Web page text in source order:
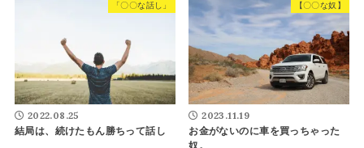
「〇〇な話し」
2022.08.25
結局は、続けたもん勝ちって話し
【〇〇な奴】
2023.11.19
お金がないのに車を買っちゃった
奴。